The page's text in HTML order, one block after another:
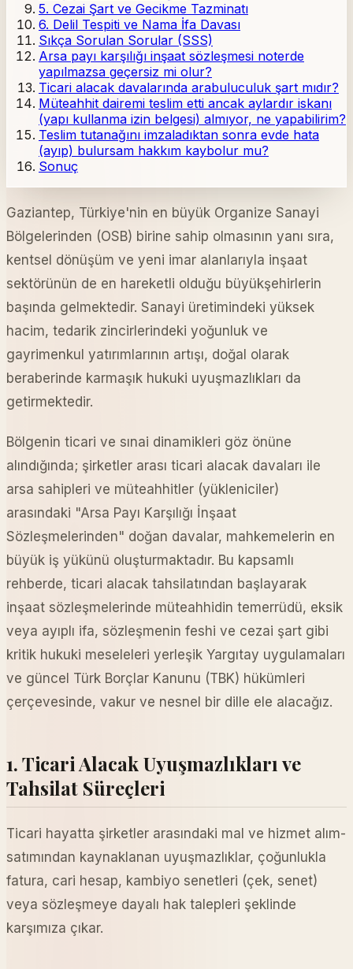
5. Cezai Şart ve Gecikme Tazminatı
6. Delil Tespiti ve Nama İfa Davası
Sıkça Sorulan Sorular (SSS)
Arsa payı karşılığı inşaat sözleşmesi noterde
yapılmazsa geçersiz mi olur?
Ticari alacak davalarında arabuluculuk şart mıdır?
Müteahhit dairemi teslim etti ancak aylardır iskanı
(yapı kullanma izin belgesi) almıyor, ne yapabilirim?
Teslim tutanağını imzaladıktan sonra evde hata
(ayıp) bulursam hakkım kaybolur mu?
Sonuç
Gaziantep, Türkiye'nin en büyük Organize Sanayi
Bölgelerinden (OSB) birine sahip olmasının yanı sıra,
kentsel dönüşüm ve yeni imar alanlarıyla inşaat
sektörünün de en hareketli olduğu büyükşehirlerin
başında gelmektedir. Sanayi üretimindeki yüksek
hacim, tedarik zincirlerindeki yoğunluk ve
gayrimenkul yatırımlarının artışı, doğal olarak
beraberinde karmaşık hukuki uyuşmazlıkları da
getirmektedir.
Bölgenin ticari ve sınai dinamikleri göz önüne
alındığında; şirketler arası ticari alacak davaları ile
arsa sahipleri ve müteahhitler (yükleniciler)
arasındaki "Arsa Payı Karşılığı İnşaat
Sözleşmelerinden" doğan davalar, mahkemelerin en
büyük iş yükünü oluşturmaktadır. Bu kapsamlı
rehberde, ticari alacak tahsilatından başlayarak
inşaat sözleşmelerinde müteahhidin temerrüdü, eksik
veya ayıplı ifa, sözleşmenin feshi ve cezai şart gibi
kritik hukuki meseleleri yerleşik Yargıtay uygulamaları
ve güncel Türk Borçlar Kanunu (TBK) hükümleri
çerçevesinde, vakur ve nesnel bir dille ele alacağız.
1. Ticari Alacak Uyuşmazlıkları ve
Tahsilat Süreçleri
Ticari hayatta şirketler arasındaki mal ve hizmet alım-
satımından kaynaklanan uyuşmazlıklar, çoğunlukla
fatura, cari hesap, kambiyo senetleri (çek, senet)
veya sözleşmeye dayalı hak talepleri şeklinde
karşımıza çıkar.